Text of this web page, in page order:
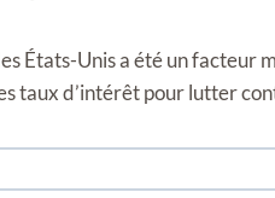
États-Unis a été un facteur
taux d’intérêt pour lutter